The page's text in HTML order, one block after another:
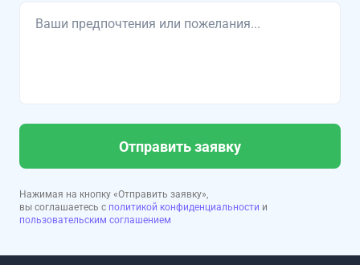
Отправить заявку
Нажимая на кнопку «Отправить заявку»,
вы соглашаетесь с политикой конфиденциальности и
пользовательским соглашением